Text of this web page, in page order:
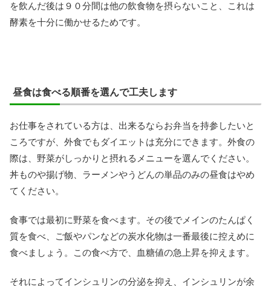
を飲んだ後は９０分間は他の飲食物を摂らないこと、これは
酵素を十分に働かせるためです。
昼食は食べる順番を選んで工夫します
お仕事をされている方は、出来るならお弁当を持参したいと
ころですが、外食でもダイエットは充分にできます。外食の
際は、野菜がしっかりと摂れるメニューを選んでください。
丼ものや揚げ物、ラーメンやうどんの単品のみの昼食はやめ
てください。
食事では最初に野菜を食べます。その後でメインのたんぱく
質を食べ、ご飯やパンなどの炭水化物は一番最後に控えめに
食べましょう。この食べ方で、血糖値の急上昇を抑えます。
それによってインシュリンの分泌を抑え、インシュリンが余